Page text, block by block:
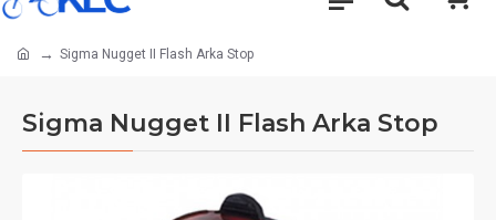
Sigma Nugget II Flash Arka Stop
Sigma Nugget II Flash Arka Stop